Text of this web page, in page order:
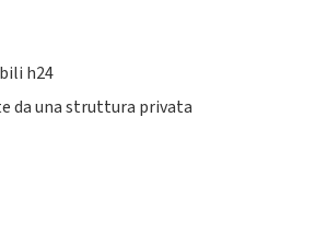
h24
da una struttura privata